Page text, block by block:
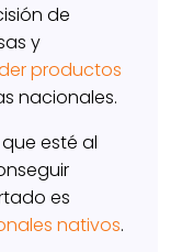
de
y
productos
nacionales.
esté al
es
nativos.